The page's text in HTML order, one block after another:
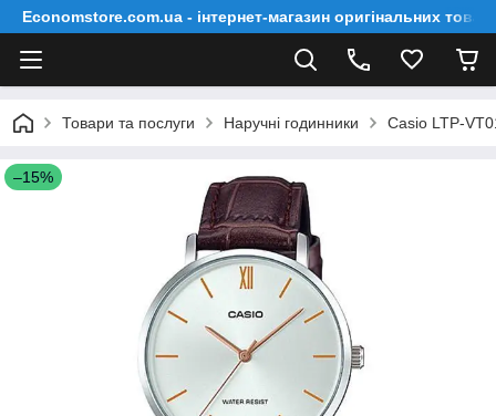
Economstore.com.ua - інтернет-магазин оригінальних
Товари та послуги Наручні годинники Casio LTP-
–15%